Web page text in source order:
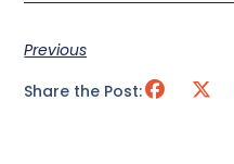
Previous
Share the Post: